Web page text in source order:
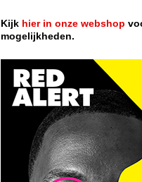
Kijk hier in onze webshop
mogelijkheden.